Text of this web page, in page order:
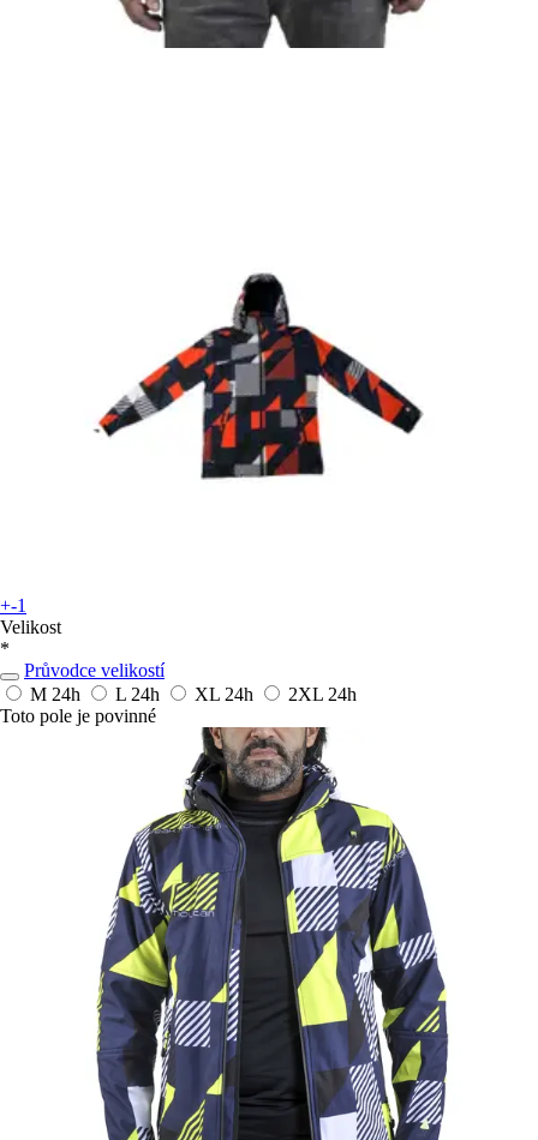
+-1
Velikost
*
Průvodce velikostí
M 24h L 24h XL 24h 2XL 24h
Toto pole je povinné